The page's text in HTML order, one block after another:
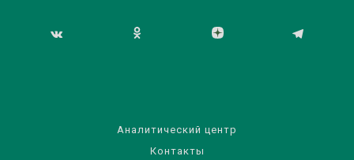
Аналитический центр
Контакты